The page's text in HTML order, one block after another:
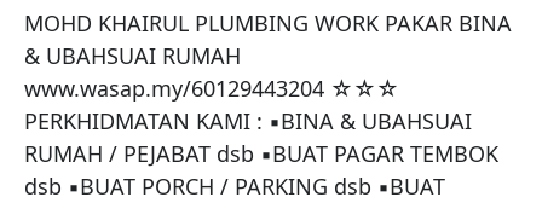
MOHD KHAIRUL PLUMBING WORK PAKAR BINA
& UBAHSUAI RUMAH
www.wasap.my/60129443204 ☆☆☆
PERKHIDMATAN KAMI : ▪BINA & UBAHSUAI
RUMAH / PEJABAT dsb ▪BUAT PAGAR TEMBOK
dsb ▪BUAT PORCH / PARKING dsb ▪BUAT